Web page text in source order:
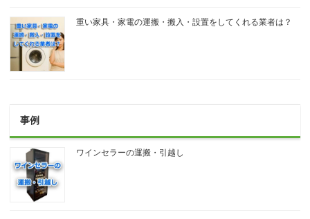
重い家具・家電の運搬・搬入・設置をしてくれる業者は？
事例
ワインセラーの運搬・引越し